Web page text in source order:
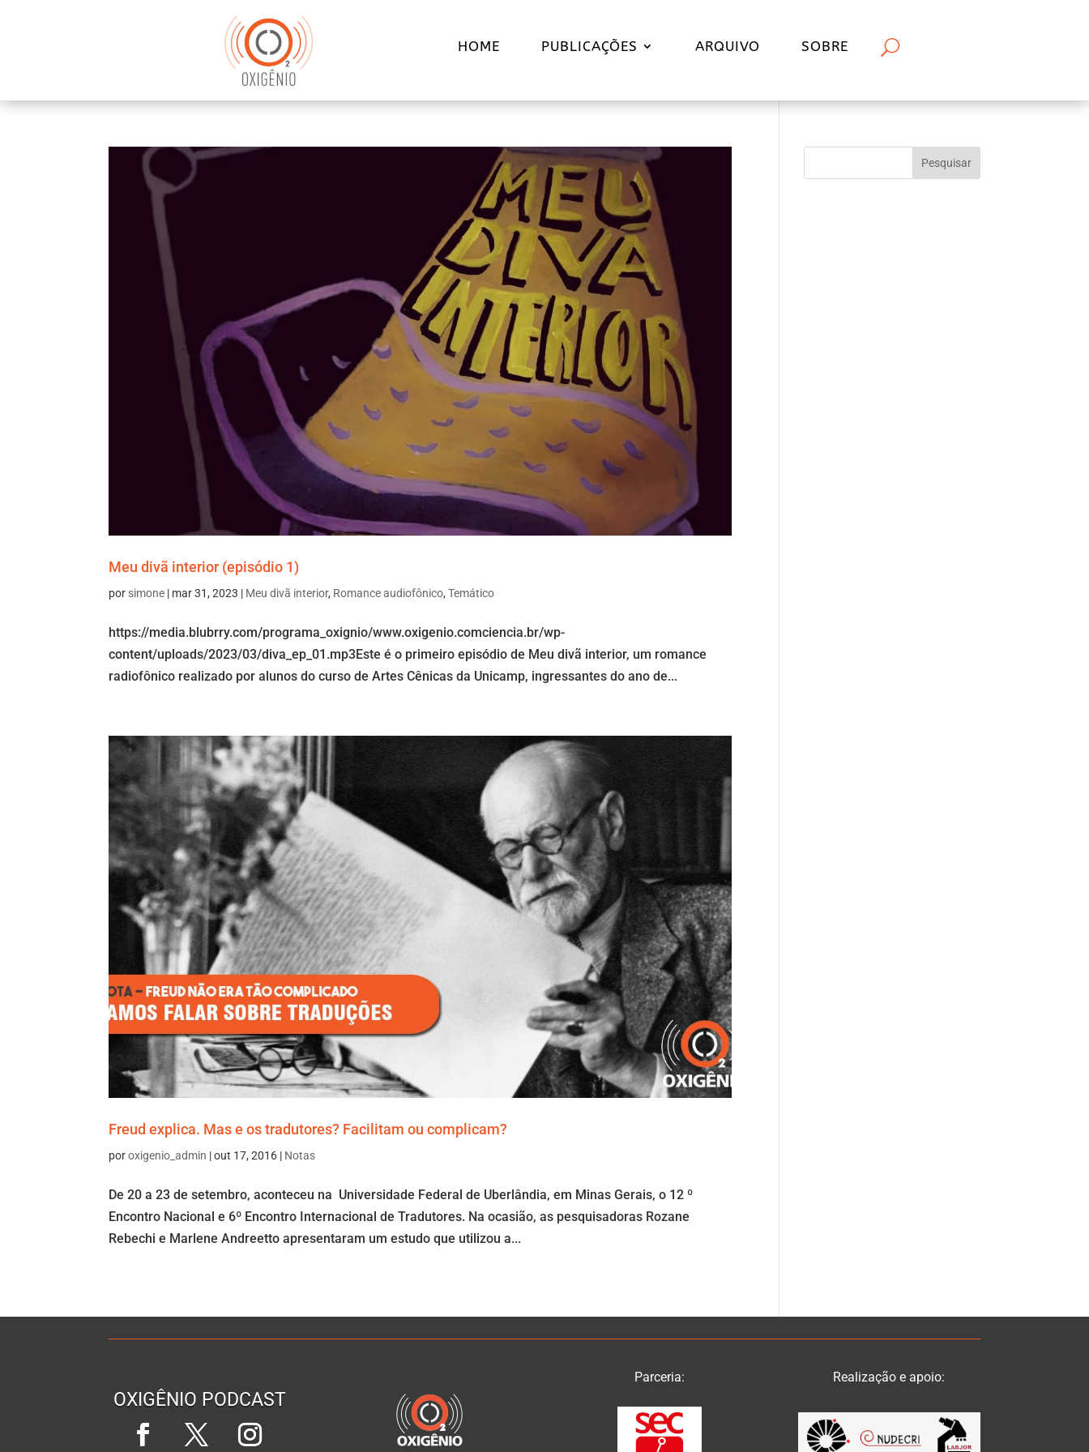
HOME PUBLICAÇÕES ARQUIVO SOBRE
Meu divã interior (episódio 1)
por simone | mar 31, 2023 | Meu divã interior, Romance audiofônico,Temático
https://media.blubrry.com/programa_oxignio/www.oxigenio.comciencia.br/wp-
content/uploads/2023/03/diva_ep_01.mp3Este é o primeiro episódio de Meu divã interior, um romance
radiofônico realizado por alunos do curso de Artes Cênicas da Unicamp, ingressantes do ano de...
Freud explica. Mas e os tradutores? Facilitam ou complicam?
poroxigenio_admin |out 17, 2016 | Notas
De 20 a 23 de setembro, aconteceu na Universidade Federal de Uberlândia, em Minas Gerais, o 12 º
Encontro Nacional e 6º Encontro Internacional de Tradutores. Na ocasião, as pesquisadoras Rozane
Rebechi e Marlene Andreetto apresentaram um estudo que utilizou a...
OXIGÊNIO PODCAST
Parceria: Realização e apoio: